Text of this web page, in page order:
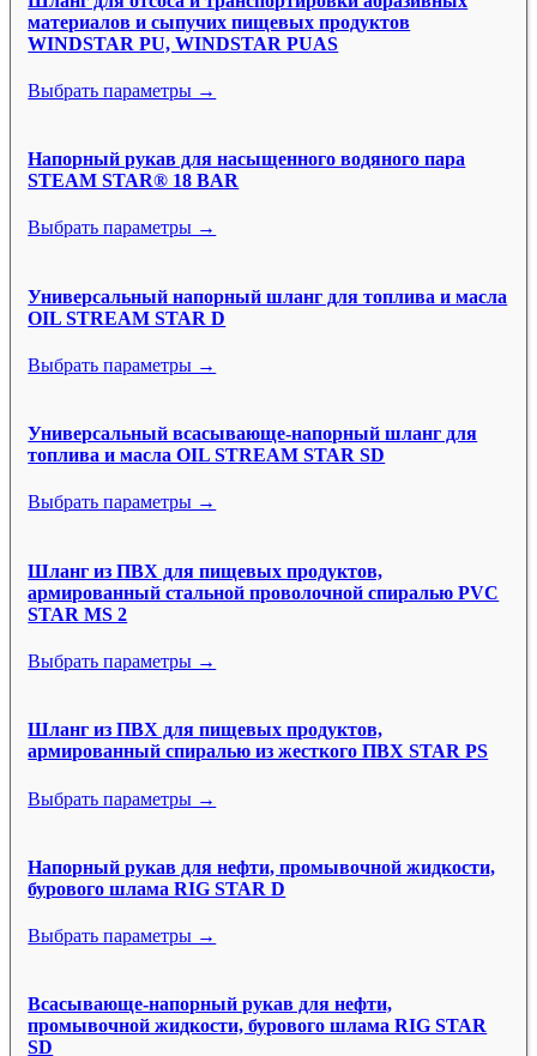
материалов и сыпучих пищевых продуктов
WINDSTAR PU, WINDSTAR PUAS
Выбрать параметры →
Напорный рукав для насыщенного водяного пара
STEAM STAR® 18 BAR
Выбрать параметры →
Универсальный напорный шланг для топлива и масла
OIL STREAM STAR D
Выбрать параметры →
Универсальный всасывающе-напорный шланг для
топлива и масла OIL STREAM STAR SD
Выбрать параметры →
Шланг из ПВХ для пищевых продуктов,
армированный стальной проволочной спиралью PVC
STAR MS 2
Выбрать параметры →
Шланг из ПВХ для пищевых продуктов,
армированный спиралью из жесткого ПВХ STAR PS
Выбрать параметры →
Напорный рукав для нефти, промывочной жидкости,
бурового шлама RIG STAR D
Выбрать параметры →
Всасывающе-напорный рукав для нефти,
промывочной жидкости, бурового шлама RIG STAR
SD